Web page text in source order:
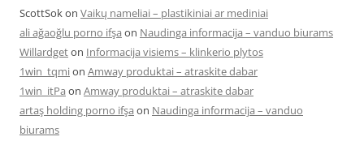
ScottSokon Vaikų nameliai – plastikiniai ar mediniai
ali ağaoğlu porno ifşa on Naudinga informacija – vanduo biurams
Willardgeton Informacija visiems – klinkerio plytos
1win_tqmion Amway produktai – atraskite dabar
1win_itPa on Amway produktai – atraskite dabar
artaş holding porno ifşa on Naudinga informacija – vanduo
biurams